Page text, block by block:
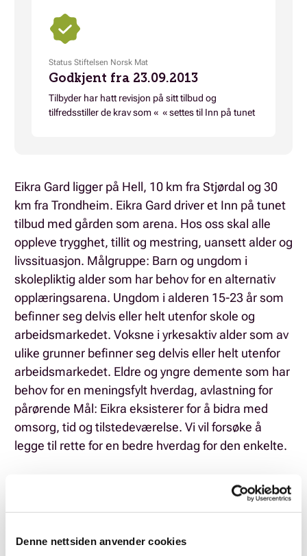
Denne nettsiden anvender cookies
Status Stiftelsen Norsk Mat
Godkjent fra 23.09.2013
Tilbyder har hatt revisjon på sitt tilbud og
tilfredsstiller de krav som « « settes til Inn på tunet
Eikra Gard ligger på Hell, 10 km fra Stjørdal og 30
km fra Trondheim. Eikra Gard driver et Inn på tunet
tilbud med gården som arena. Hos oss skal alle
oppleve trygghet, tillit og mestring, uansett alder og
livssituasjon. Målgruppe: Barn og ungdom i
skolepliktig alder som har behov for en alternativ
opplæringsarena. Ungdom i alderen 15-23 år som
befinner seg delvis eller helt utenfor skole og
arbeidsmarkedet. Voksne i yrkesaktiv alder som av
ulike grunner befinner seg delvis eller helt utenfor
arbeidsmarkedet. Eldre og yngre demente som har
behov for en meningsfylt hverdag, avlastning for
pårørende Mål: Eikra eksisterer for å bidra med
omsorg, tid og tilstedeværelse. Vi vil forsøke å
legge til rette for en bedre hverdag for den enkelte.